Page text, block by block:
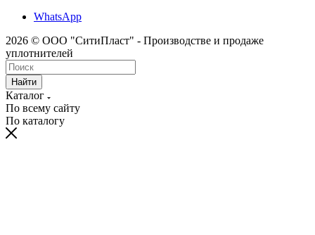
WhatsApp
2026 © ООО "СитиПласт" - Производстве и продаже
уплотнителей
Найти
Каталог
По всему сайту
По каталогу